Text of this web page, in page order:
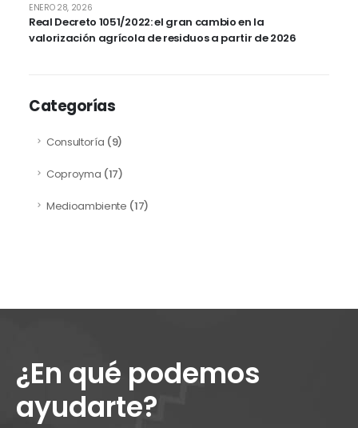
Real Decreto 1051/2022: el gran cambio en la
valorización agrícola de residuos a partir de 2026
ENERO 28, 2026
Categorías
Consultoría (9)
Coproyma (17)
Medioambiente (17)
¿En qué podemos
ayudarte?